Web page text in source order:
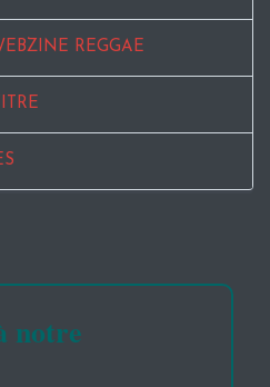
REGGAE
notre